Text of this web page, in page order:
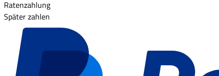
Ratenzahlung
Später zahlen